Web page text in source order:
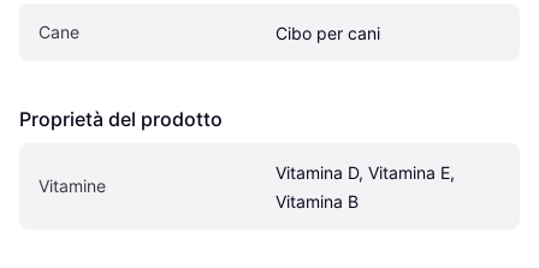
Cane Cibo per cani
Proprietà del prodotto
Vitamine
Vitamina D, Vitamina E,
Vitamina B